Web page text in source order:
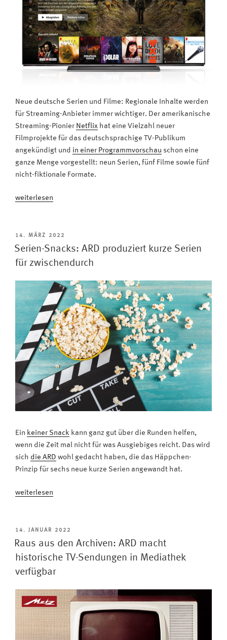
Neue deutsche Serien und Filme: Regionale Inhalte werden
für Streaming-Anbieter immer wichtiger. Der amerikanische
Streaming-Pionier Netflix hat eine Vielzahl neuer
Filmprojekte für das deutschsprachige TV-Publikum
angekündigt und in einer Programmvorschau schon eine
ganze Menge vorgestellt: neun Serien, fünf Filme sowie fünf
nicht-fiktionale Formate.
„Made
Viele
neue
deutsche
und
Filme
von
Netflix“
weiterlesen
VERÖFFENTLICHT
AM
14. MÄRZ 2022
Serien-Snacks: ARD produziert kurze Serien
für zwischendurch
Ein keiner Snack kann ganz gut über die Runden helfen,
wenn die Zeit mal nicht für was Ausgiebiges reicht. Das wird
sich die ARD wohl gedacht haben, die das Häppchen-
Prinzip für sechs neue kurze Serien angewandt hat.
„Serien-
produziert
kurze
Serien
zwischendurch“
weiterlesen
VERÖFFENTLICHT
AM
14. JANUAR 2022
Raus aus den Archiven: ARD macht
historische TV-Sendungen in Mediathek
verfügbar